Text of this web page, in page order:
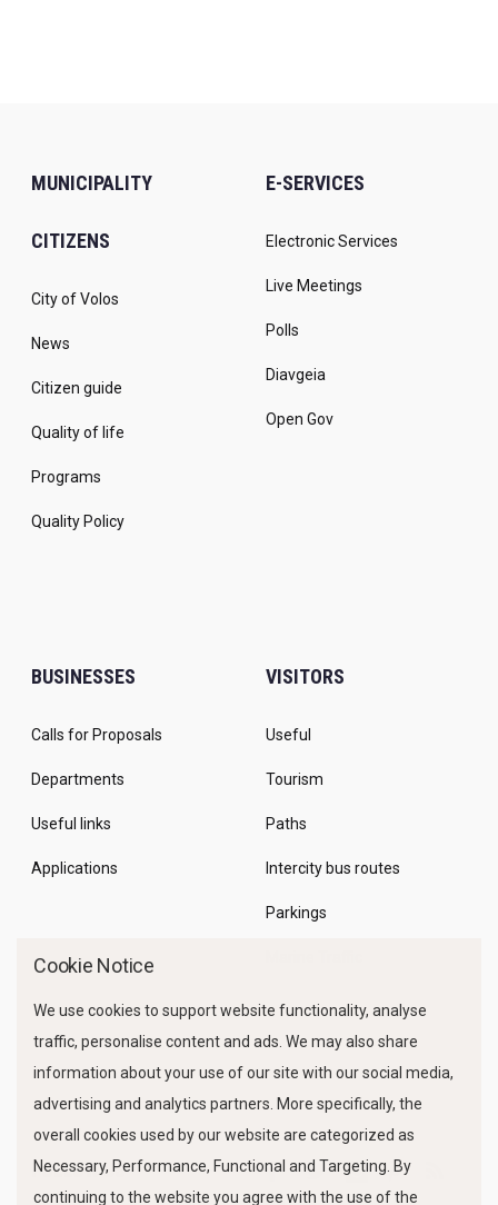
MUNICIPALITY
CITIZENS
City of Volos
News
Citizen guide
Quality of life
Programs
Quality Policy
E-SERVICES
Electronic Services
Live Meetings
Polls
Diavgeia
Open Gov
BUSINESSES
Calls for Proposals
Departments
Useful links
Applications
VISITORS
Useful
Tourism
Paths
Intercity bus routes
Parkings
FOLLOW US
Cookie Notice
We use cookies to support website functionality, analyse
traffic, personalise content and ads. We may also share
information about your use of our site with our social media,
advertising and analytics partners. More specifically, the
overall cookies used by our website are categorized as
Necessary, Performance, Functional and Targeting. By
continuing to the website you agree with the use of the